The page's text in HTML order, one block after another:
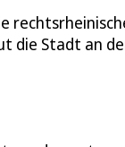
die Stadt an